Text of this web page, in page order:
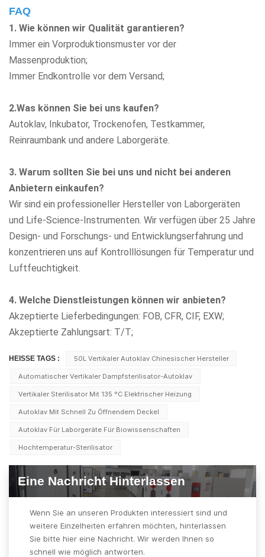
FAQ
1. Wie können wir Qualität garantieren?
Immer ein Vorproduktionsmuster vor der
Massenproduktion;
Immer Endkontrolle vor dem Versand;
2.Was können Sie bei uns kaufen?
Autoklav, Inkubator, Trockenofen, Testkammer,
Reinraumbank und andere Laborgeräte.
3. Warum sollten Sie bei uns und nicht bei anderen
Anbietern einkaufen?
Wir sind ein professioneller Hersteller von Laborgeräten
und Life-Science-Instrumenten. Wir verfügen über 25 Jahre
Design- und Forschungs- und Entwicklungserfahrung und
konzentrieren uns auf Kontrolllösungen für Temperatur und
Luftfeuchtigkeit.
4. Welche Dienstleistungen können wir anbieten?
Akzeptierte Lieferbedingungen: FOB, CFR, CIF, EXW;
Akzeptierte Zahlungsart: T/T;
HEISSE TAGS : 50L Vertikaler Autoklav Chinesischer Hersteller
Automatischer Vertikaler Dampfsterilisator-Autoklav
Vertikaler Sterilisator Mit 135 °C Elektrischer Heizung
Autoklav Mit Schnell Zu Öffnendem Deckel
Autoklav Für Laborgeräte Für Biowissenschaften
Hochtemperatur-Sterilisator
Eine Nachricht Hinterlassen
Wenn Sie an unseren Produkten interessiert sind und
weitere Einzelheiten erfahren möchten, hinterlassen
Sie bitte hier eine Nachricht. Wir werden Ihnen so
schnell wie möglich antworten.